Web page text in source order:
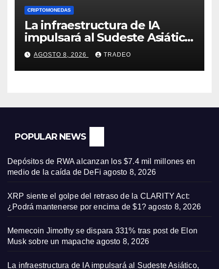
CRIPTOMONEDAS
La infraestructura de IA
impulsará al Sudeste Asiático,
destaca United Overseas
Bank
AGOSTO 8, 2026 TRADEO
POPULAR NEWS
Depósitos de RWA alcanzan los $7.4 mil millones en
medio de la caída de DeFi agosto 8, 2026
XRP siente el golpe del retraso de la CLARITY Act:
¿Podrá mantenerse por encima de $1? agosto 8, 2026
Memecoin Jimothy se dispara 331% tras post de Elon
Musk sobre un mapache agosto 8, 2026
La infraestructura de IA impulsará al Sudeste Asiático,